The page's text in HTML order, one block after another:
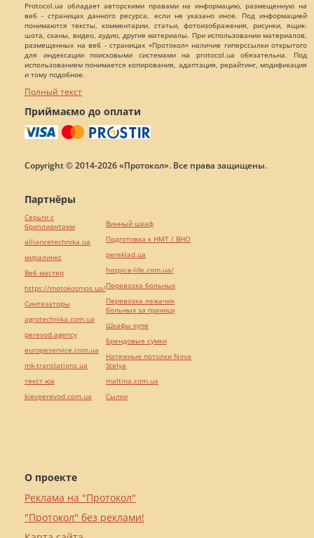
Protocol.ua обладает авторскими правами на информацию, размещенную на
веб - страницах данного ресурса, если не указано иное. Под информацией
понимаются тексты, комментарии, статьи, фотоизображения, рисунки, ящик-
шота, сканы, видео, аудио, другие материалы. При использовании материалов,
размещенных на веб - страницах «Протокол» наличие гиперссылки открытого
для индексации поисковыми системами на protocol.ua обязательна. Под
использованием понимается копирования, адаптация, рерайтинг, модификация
и тому подобное.
Полный текст
Приймаємо до оплати
Copyright © 2014-2026 «Протокол». Все права защищены.
О проекте
Реклама на "Протокол"
"Протокол" без реклами!
Партнёры
Серьги с
бриллиантами
alliancetechnika.ua
миралинкс
Веб мастер
https://motokosmos.ua/
Синтезаторы
agrotechnika.com.ua
perevod.agency
europeservice.com.ua
mk-translations.ua
текст юа
kievperevod.com.ua
Винный шкаф
Подготовка к НМТ / ВНО
pereklad.ua
hospice-life.com.ua/
Перевозка больных
Перевозка лежачих
больных за границу
Шкафы купе
Брендовые сумки
Натяжные потолки Nova
Stelya
maltina.com.ua
Cылки